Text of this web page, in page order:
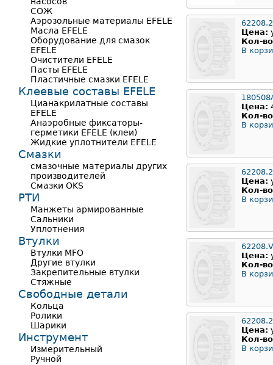
Цена:
Кол-
В
Цена:
Кол-
В
Цена:
Кол-
В
Цена:
Кол-
В
Цена:
Кол-
В
СОЖ
Аэрозольные материалы EFELE
Масла EFELE
Оборудование для смазок
EFELE
Очистители EFELE
Пасты EFELE
Пластичные смазки EFELE
Клеевые составы EFELE
Цианакрилатные составы
EFELE
Анаэробные фиксаторы-
герметики EFELE (клеи)
Жидкие уплотнители EFELE
Смазки
смазочные материалы других
производителей
Смазки OKS
РТИ
Манжеты армированные
Сальники
Уплотнения
Втулки
Втулки MFO
Другие втулки
Закрепительные втулки
Стяжные
Свободные детали
Кольца
Ролики
Шарики
Инструмент
Измерительный
Ручной